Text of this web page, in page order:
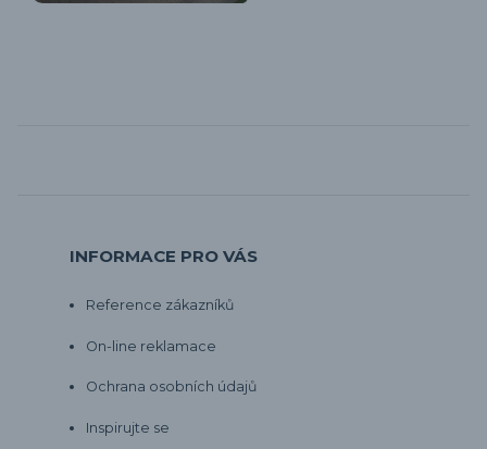
INFORMACE PRO VÁS
Reference zákazníků
On-line reklamace
Ochrana osobních údajů
Inspirujte se